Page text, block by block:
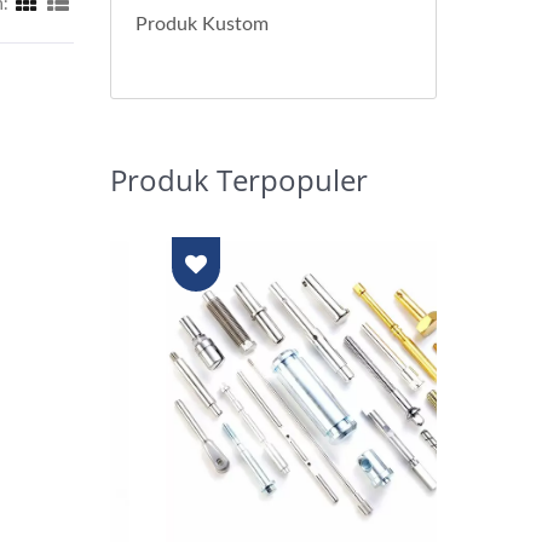
Produk Kustom
Produk Terpopuler